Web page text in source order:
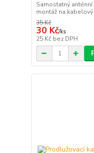
Samostatný
montáž na
35 Kč
30 Kč/ks
25 Kč bez DPH